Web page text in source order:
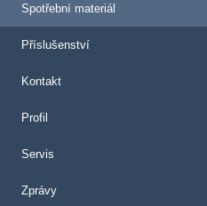
Spotřební materiál
Příslušenství
Kontakt
Profil
Servis
Zprávy